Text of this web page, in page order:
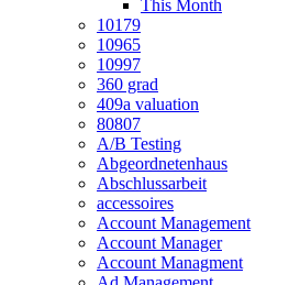
This Month
10179
10965
10997
360 grad
409a valuation
80807
A/B Testing
Abgeordnetenhaus
Abschlussarbeit
accessoires
Account Management
Account Manager
Account Managment